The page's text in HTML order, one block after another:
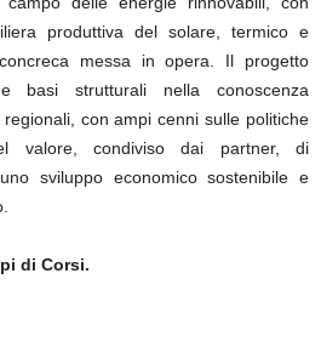
produttiva del solare, termico e
messa in opera. Il progetto
basi strutturali nella conoscenza
con ampi cenni sulle politiche
valore, condiviso dai partner, di
sviluppo economico sostenibile e
di Corsi.